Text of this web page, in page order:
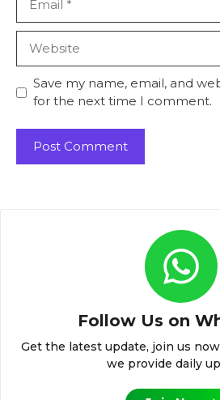
Save my name, email, and
for the next time I comment.
Follow Us on
Get the latest update, join us
we provide daily